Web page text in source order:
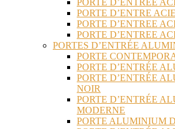
PORTE D’ENTREE
PORTE D’ENTRE
PORTE D’ENTREE
PORTE D’ENTREE
PORTES D’ENTRÉE
PORTE
PORTE D’ENTRÉE
PORTE D’ENTRÉE
NOIR
PORTE D’ENTRÉE
MODERNE
PORTE ALUMINIUM